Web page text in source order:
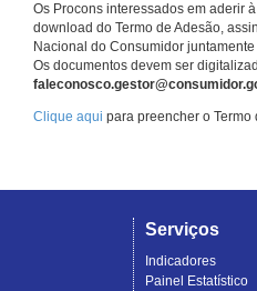
Os Procons interessados em aderir
download do Termo de Adesão,
Nacional do Consumidor
Os documentos devem ser
Clique aqui para preencher o Termo
Serviços
Indicadores
Painel Estatístico